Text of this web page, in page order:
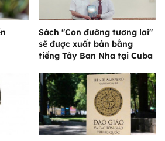
Sách "Con đường tương lai"
sẽ được xuất bản bằng
tiếng Tây Ban Nha tại Cuba